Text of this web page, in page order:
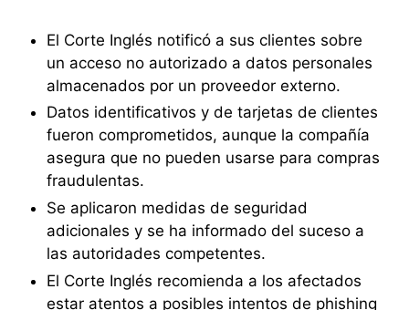
El Corte Inglés notificó a sus clientes sobre
un acceso no autorizado a datos personales
almacenados por un proveedor externo.
Datos identificativos y de tarjetas de clientes
fueron comprometidos, aunque la compañía
asegura que no pueden usarse para compras
fraudulentas.
Se aplicaron medidas de seguridad
adicionales y se ha informado del suceso a
las autoridades competentes.
El Corte Inglés recomienda a los afectados
estar atentos a posibles intentos de phishing